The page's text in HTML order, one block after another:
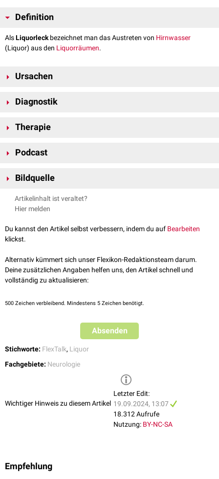
Definition
AlsLiquorleckbezeichnet man das Austreten von Hirnwasser
(Liquor) aus den Liquorräumen.
Ursachen
Spontan
HNO-Operationen
Liquorentnahme
Diagnostik
Liquornachweis
Therapie
Verschlussplastik
Podcast
FlexTalk - Die Hirnventrikel
Bildquelle
Bildquelle Podcast: © Midjourney
Artikelinhalt ist veraltet?
Hier melden
Du kannst den Artikel selbst verbessern, indem du auf Bearbeiten
klickst.
Alternativ kümmert sich unser Flexikon-Redaktionsteam darum.
Deine zusätzlichen Angaben helfen uns, den Artikel schnell und
vollständig zu aktualisieren:
500 Zeichen verbleibend. Mindestens 5 Zeichen benötigt.
Absenden
Stichworte: FlexTalk, Liquor
Fachgebiete: Neurologie
Wichtiger Hinweis zu diesem Artikel
Letzter Edit:
19.09.2024, 13:07
18.312 Aufrufe
Nutzung: BY-NC-SA
Empfehlung